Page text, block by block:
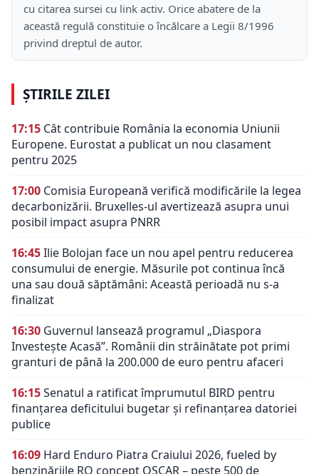
cu citarea sursei cu link activ. Orice abatere de la
această regulă constituie o încălcare a Legii 8/1996
privind dreptul de autor.
ȘTIRILE ZILEI
17:15 Cât contribuie România la economia Uniunii
Europene. Eurostat a publicat un nou clasament
pentru 2025
17:00 Comisia Europeană verifică modificările la legea
decarbonizării. Bruxelles-ul avertizează asupra unui
posibil impact asupra PNRR
16:45Ilie Bolojan face un nou apel pentru reducerea
consumului de energie. Măsurile pot continua încă
una sau două săptămâni: Această perioadă nu s-a
finalizat
16:30 Guvernul lansează programul „Diaspora
Investește Acasă”. Românii din străinătate pot primi
granturi de până la 200.000 de euro pentru afaceri
16:15Senatul a ratificat împrumutul BIRD pentru
finanțarea deficitului bugetar și refinanțarea datoriei
publice
16:09 Hard Enduro Piatra Craiului 2026, fueled by
benzinăriile RO concept OSCAR – peste 500 de